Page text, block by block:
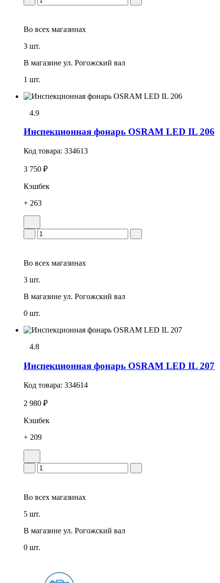
Во всех магазинах
3 шт.
В магазине ул. Рогожский вал
1 шт.
4.9
Инспекционная фонарь OSRAM LED IL 206
Код товара: 334613
3 750 ₽
Кэшбек
+ 263
Во всех магазинах
3 шт.
В магазине ул. Рогожский вал
0 шт.
4.8
Инспекционная фонарь OSRAM LED IL 207
Код товара: 334614
2 980 ₽
Кэшбек
+ 209
Во всех магазинах
5 шт.
В магазине ул. Рогожский вал
0 шт.